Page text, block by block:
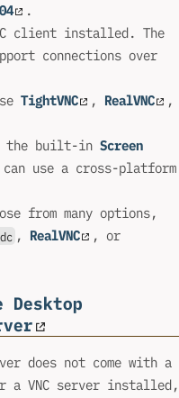
.
client installed. The
connections over
TightVNC , RealVNC
,
the built-in Screen
use a cross-platform
from many options,
, RealVNC
, or
does not come with a
a VNC server installed,